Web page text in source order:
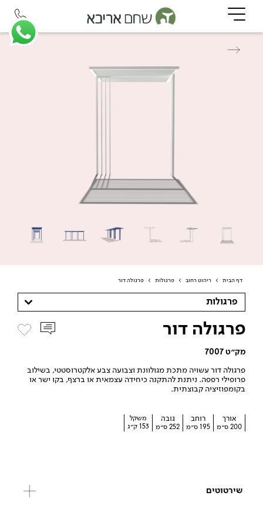
דף הבית > ריהוט רחוב > פרגולות > פרגולה דור
פרגולות
פרגולה דור
מק״ט 7007
פרגולה דור עשויה מתכת מגולוונת וצבועה צבע אלקטרוסטטי, בשילוב
פרופילי רפפה. ניתנת להתקנה כיחידה עצמאית או ברצף, בקו ישר או
בקומפוזיציה קבוצתית.
אורך
200 ס״מ
רוחב
195 ס״מ
גובה
252 ס״מ
משקל
153 ק״ג
שירטוטים